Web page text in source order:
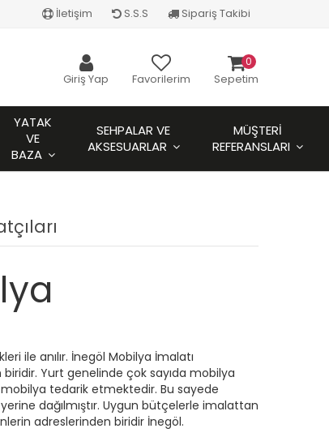
İletişim S.S.S Sipariş Takibi
Giriş Yap Favorilerim Sepetim
0
YATAK
VE
BAZA
SEHPALAR VE
AKSESUARLAR
MÜŞTERI
REFERANSLARI
ile anılır. İnegöl Mobilya İmalatı
Yurt genelinde çok sayıda mobilya
tedarik etmektedir. Bu sayede
dağılmıştır. Uygun bütçelerle imalattan
adreslerinden biridir İnegöl.